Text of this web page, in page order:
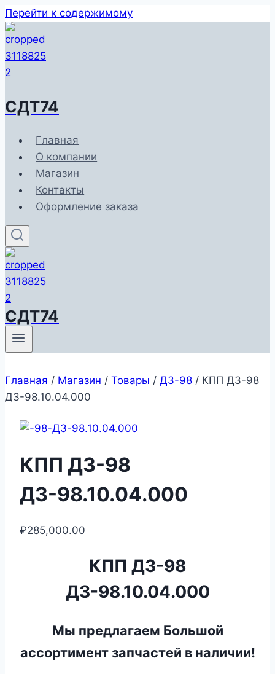
Перейти к содержимому
СДТ74
Главная
О компании
Магазин
Контакты
Оформление заказа
СДТ74
Главная / Магазин / Товары / ДЗ-98 / КПП ДЗ-98
ДЗ-98.10.04.000
КПП ДЗ-98
ДЗ-98.10.04.000
₽285,000.00
КПП ДЗ-98
ДЗ-98.10.04.000
Мы предлагаем Большой
ассортимент запчастей в наличии!